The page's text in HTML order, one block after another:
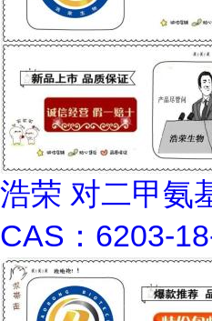
浩荣 对二甲氨
CAS：6203-